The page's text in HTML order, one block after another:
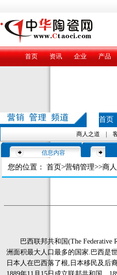
首页 资讯 企业 产品
首页
商人之道
信息内容
您的位置： 首页>营销管理>>商
巴西联邦共和国(The Federative
洲面积最大人口最多的国家.巴西是
日本人在巴西落了根,日本移民及后